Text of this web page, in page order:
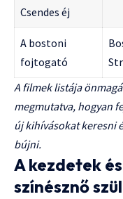
Csendes éj
A bostoni
fojtogató
A filmek listája
megmutatva, hogyan
új kihívásokat keresni
bújni.
A kezdetek
színésznő